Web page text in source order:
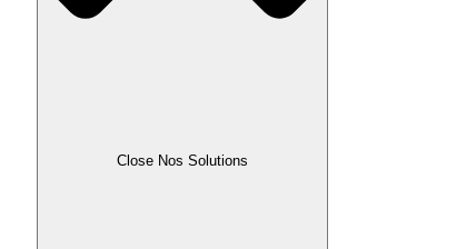
Close Nos Solutions